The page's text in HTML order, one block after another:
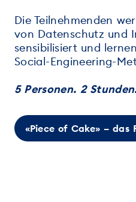
Die Teilnehmenden
von Datenschutz und
sensibilisiert und
Social-Engineering-
5 Personen. 2
«Piece of Cake» – das